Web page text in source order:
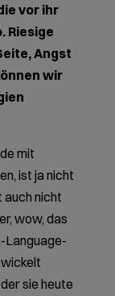
vor ihr
Riesige
Angst
wir
mit
ist ja nicht
auch nicht
wow, das
Language-
sie heute